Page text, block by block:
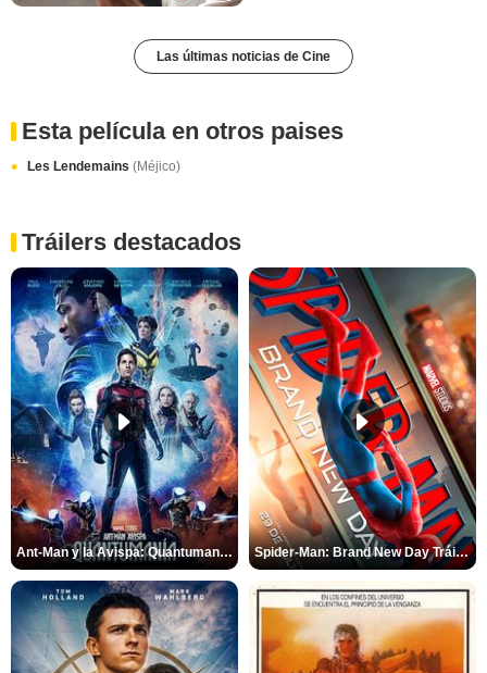
Las últimas noticias de Cine
Esta película en otros paises
Les Lendemains (Méjico)
Tráilers destacados
Ant-Man y la Avispa: Quantumanía Tráiler (2) Spider-Man: Brand New Day Tráiler (3)